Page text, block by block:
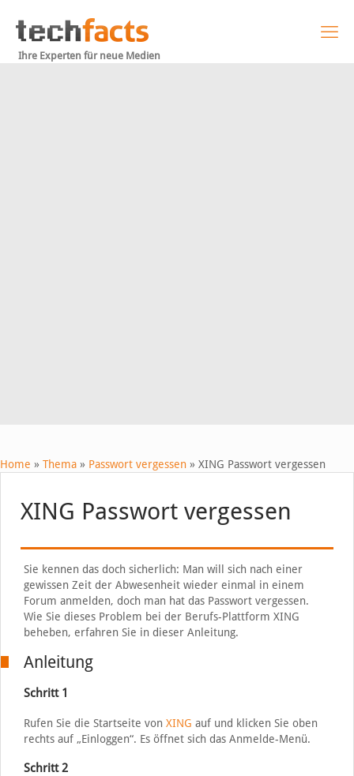
Ihre Experten für neue Medien
Home » Thema » Passwort vergessen » XING Passwort vergessen
XING Passwort vergessen
Sie kennen das doch sicherlich: Man will sich nach einer
gewissen Zeit der Abwesenheit wieder einmal in einem
Forum anmelden, doch man hat das Passwort vergessen.
Wie Sie dieses Problem bei der Berufs-Plattform XING
beheben, erfahren Sie in dieser Anleitung.
Anleitung
Schritt 1
Rufen Sie die Startseite von XING auf und klicken Sie oben
rechts auf „Einloggen“. Es öffnet sich das Anmelde-Menü.
Schritt 2